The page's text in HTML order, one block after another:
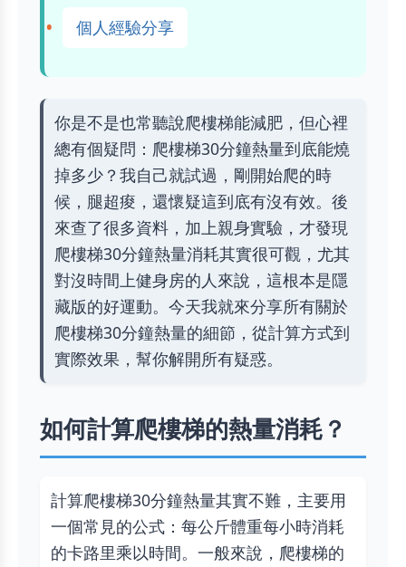
個人經驗分享
你是不是也常聽說爬樓梯能減肥，但心裡
總有個疑問：爬樓梯30分鐘熱量到底能燒
掉多少？我自己就試過，剛開始爬的時
候，腿超痠，還懷疑這到底有沒有效。後
來查了很多資料，加上親身實驗，才發現
爬樓梯30分鐘熱量消耗其實很可觀，尤其
對沒時間上健身房的人來說，這根本是隱
藏版的好運動。今天我就來分享所有關於
爬樓梯30分鐘熱量的細節，從計算方式到
實際效果，幫你解開所有疑惑。
如何計算爬樓梯的熱量消耗？
計算爬樓梯30分鐘熱量其實不難，主要用
一個常見的公式：每公斤體重每小時消耗
的卡路里乘以時間。一般來說，爬樓梯的